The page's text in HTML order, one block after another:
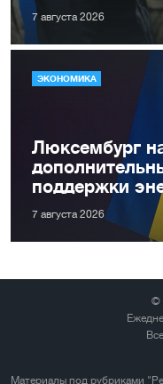
7 августа 2026
ЭКОНОМИКА
Люксембург
поддержки
7 августа 2026
©
Материалы под рубриками